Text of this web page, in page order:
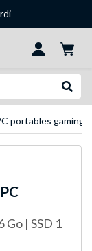
portables gaming
Go | SSD 1